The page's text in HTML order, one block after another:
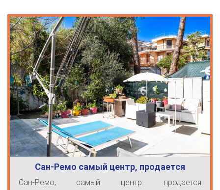
Сан-Ремо самый центр, продается
трехкомн…
Сан-Ремо, самый центр: продается